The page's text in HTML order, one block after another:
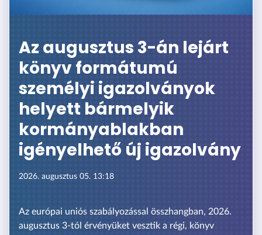
Az augusztus 3-án lejárt
könyv formátumú
személyi igazolványok
helyett bármelyik
kormányablakban
igényelhető új igazolvány
2026. augusztus 05. 13:18
Az európai uniós szabályozással összhangban, 2026.
augusztus 3-tól érvényüket vesztik a régi, könyv